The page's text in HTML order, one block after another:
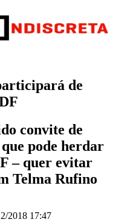
de
convite de
pode herdar
– quer evitar
Telma Rufino
2018 17:47